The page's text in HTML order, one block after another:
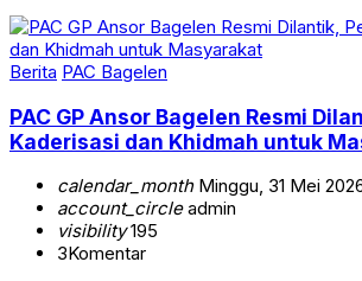
Berita PAC Bagelen
PAC GP Ansor Bagelen Resmi
Kaderisasi dan Khidmah untuk
calendar_monthMinggu, 31 Mei
account_circleadmin
visibility195
3Komentar